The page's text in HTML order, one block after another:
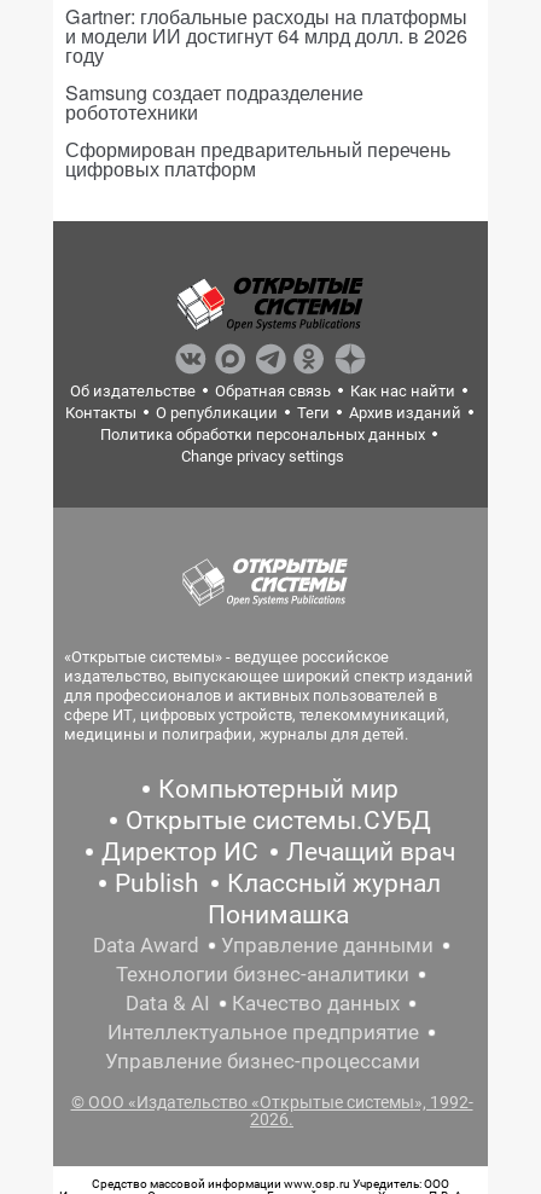
Gartner: глобальные расходы на платформы
и модели ИИ достигнут 64 млрд долл. в 2026
году
Samsung создает подразделение
робототехники
Сформирован предварительный перечень
цифровых платформ
Об издательстве Обратная связь
Как нас найти
Контакты
О републикации Теги
Архив изданий
Политика обработки персональных данных
Change privacy settings
«Открытые системы» - ведущее российское
издательство, выпускающее широкий спектр изданий
для профессионалов и активных пользователей в
сфере ИТ, цифровых устройств, телекоммуникаций,
медицины и полиграфии, журналы для детей.
Компьютерный мир
Открытые системы.СУБД
Директор ИС
Лечащий врач
Publish
Классный журнал
Понимашка
Data Award
Управление данными
Технологии бизнес-аналитики
Data & AI
Качество данных
Интеллектуальное предприятие
Управление бизнес-процессами
© ООО «Издательство «Открытые системы», 1992-
2026.
Средство массовой информации www.osp.ru Учредитель: ООО